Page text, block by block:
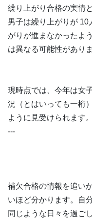
繰り上がり合格の実情
男子は繰り上がりが 10
がりが進まなかったよ
は異なる可能性がありま
現時点では、今年は女
況（とはいっても一桁
ように見受けられます。
---
補欠合格の情報を追い
いほど分かります。自
同じような日々を過ご